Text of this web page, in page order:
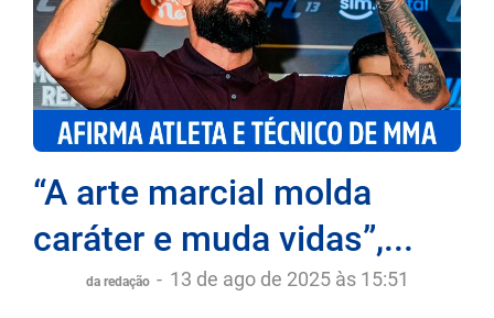
“A arte marcial molda
caráter e muda vidas”,...
da redação - 13 de ago de 2025 às 15:51